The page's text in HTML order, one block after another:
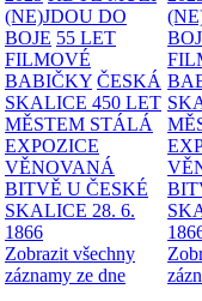
(NE)JDOU DO
BOJE 55 LET
FILMOVÉ
BABIČKY ČESKÁ
SKALICE 450 LET
MĚSTEM STÁLÁ
EXPOZICE
VĚNOVANÁ
BITVĚ U ČESKÉ
SKALICE 28. 6.
1866
Zobrazit všechny
záznamy ze dne